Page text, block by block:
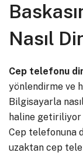
Nasıl
Cep telefonu
yönlendirme ve
Bilgisayarla
haline getiriliyor
Cep telefonuna
uzaktan cep